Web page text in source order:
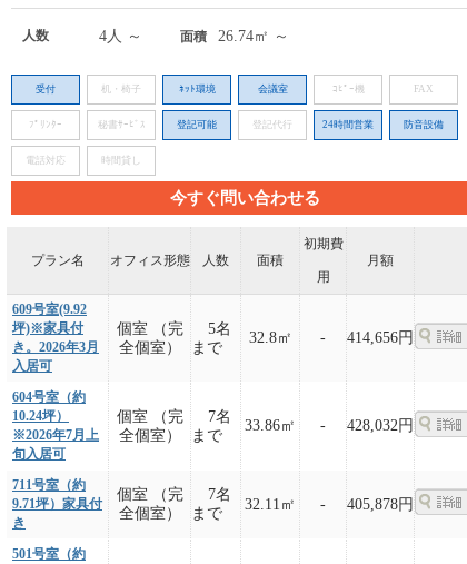
人数 4人 ～ 面積 26.74㎡ ～
受付 机・椅子 ﾈｯﾄ環境 会議室 ｺﾋﾟｰ機 FAX
ﾌﾟﾘﾝﾀｰ 秘書ｻｰﾋﾞｽ 登記可能 登記代行 24時間営業 防音設備
電話対応 時間貸し
今すぐ問い合わせる
プラン名 オフィス形態 人数 面積
初期費
用
月額
609号室(9.92
坪)※家具付
き。2026年3月
入居可
個室 （完
全個室）
5名
まで
32.8㎡ - 414,656円
604号室（約
10.24坪）
※2026年7月上
旬入居可
個室 （完
全個室）
7名
まで
33.86㎡ - 428,032円
711号室（約
9.71坪）家具付
き
個室 （完
全個室）
7名
まで
32.11㎡ - 405,878円
501号室（約